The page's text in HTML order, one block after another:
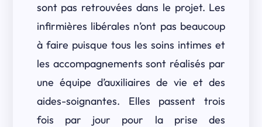
sont pas retrouvées dans le projet. Les
infirmières libérales n’ont pas beaucoup
à faire puisque tous les soins intimes et
les accompagnements sont réalisés par
une équipe d’auxiliaires de vie et des
aides-soignantes. Elles passent trois
fois par jour pour la prise des